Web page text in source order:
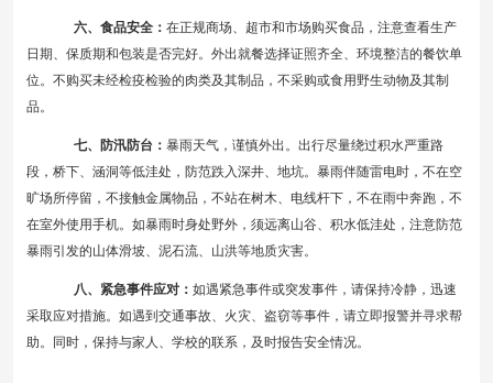
六、食品安全： 在正规商场、超市和市场购买食品，注意查看生产
日期、保质期和包装是否完好。外出就餐选择证照齐全、环境整洁的餐饮单
位。不购买未经检疫检验的肉类及其制品，不采购或食用野生动物及其制
品。
七、防汛防台： 暴雨天气，谨慎外出。出行尽量绕过积水严重路
段，桥下、涵洞等低洼处，防范跌入深井、地坑。暴雨伴随雷电时，不在空
旷场所停留，不接触金属物品，不站在树木、电线杆下，不在雨中奔跑，不
在室外使用手机。如暴雨时身处野外，须远离山谷、积水低洼处，注意防范
暴雨引发的山体滑坡、泥石流、山洪等地质灾害。
八、紧急事件应对： 如遇紧急事件或突发事件，请保持冷静，迅速
采取应对措施。如遇到交通事故、火灾、盗窃等事件，请立即报警并寻求帮
助。同时，保持与家人、学校的联系，及时报告安全情况。